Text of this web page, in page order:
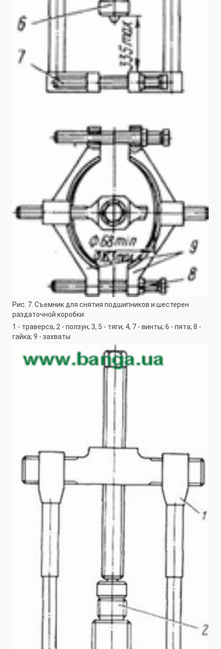
Рис. 7. Съемник для снятия подшипников и шестерен
раздаточной коробки:
1 - траверса; 2 - ползун; 3, 5 - тяги; 4, 7 - винты; 6 - пята; 8 -
гайка; 9 - захваты